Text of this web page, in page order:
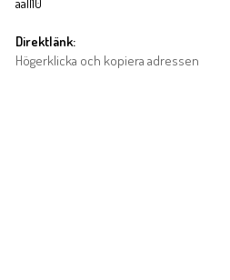
Direktlänk:
Högerklicka och kopiera adressen